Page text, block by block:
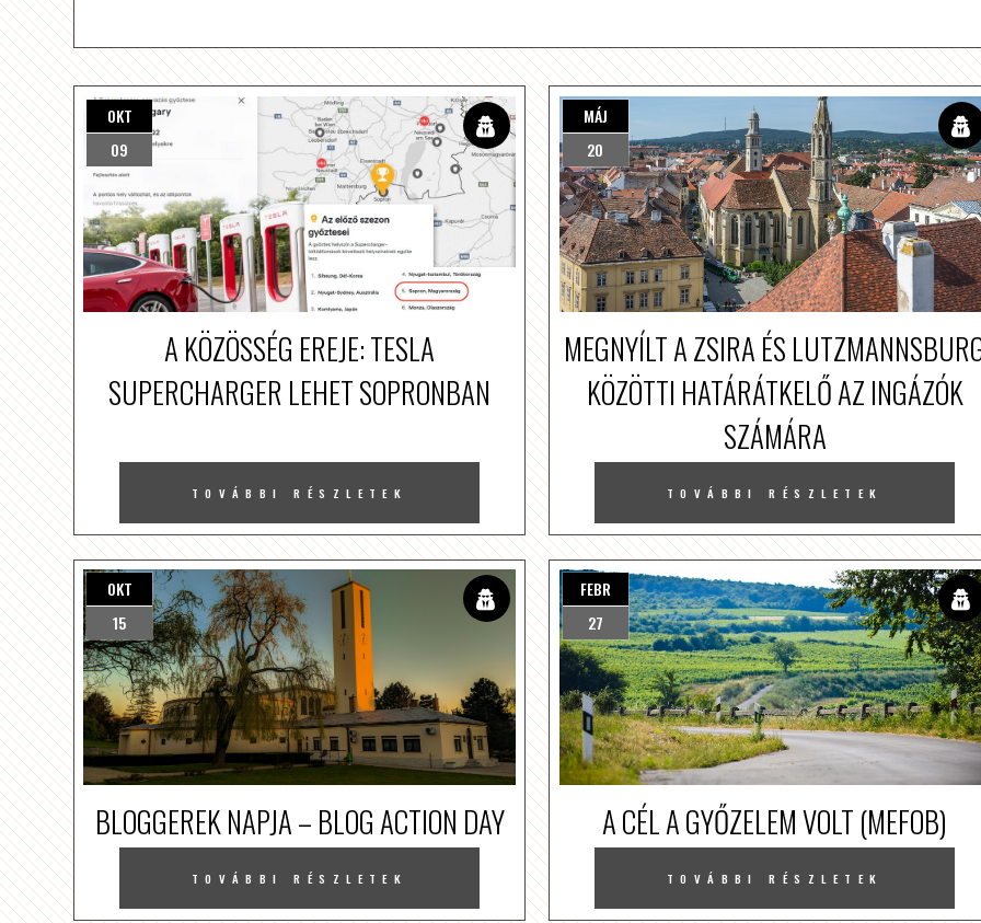
OKT
09
A KÖZÖSSÉG EREJE: TESLA
SUPERCHARGER LEHET SOPRONBAN
TOVÁBBI RÉSZLETEK
MÁJ
20
MEGNYÍLT A ZSIRA ÉS
KÖZÖTTI HATÁRÁTKELŐ AZ INGÁZÓK
SZÁMÁRA
TOVÁBBI RÉSZLETEK
OKT
15
BLOGGEREK NAPJA – BLOG ACTION DAY
TOVÁBBI RÉSZLETEK
FEBR
27
A CÉL A GYŐZELEM VOLT (MEFOB)
TOVÁBBI RÉSZLETEK